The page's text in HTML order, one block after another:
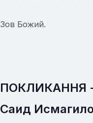
Зов Божий.
ПОКЛИКАННЯ -
Саид